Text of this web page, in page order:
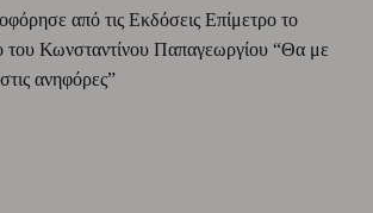
από τις Εκδόσεις Επίμετρο το
του Κωνσταντίνου Παπαγεωργίου “Θα με
ανηφόρες”